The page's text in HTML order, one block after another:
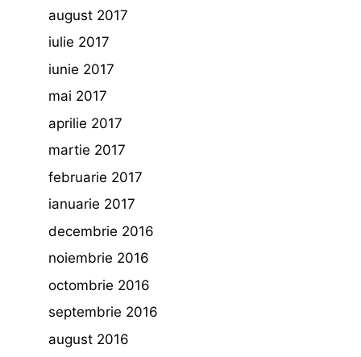
august 2017
iulie 2017
iunie 2017
mai 2017
aprilie 2017
martie 2017
februarie 2017
ianuarie 2017
decembrie 2016
noiembrie 2016
octombrie 2016
septembrie 2016
august 2016